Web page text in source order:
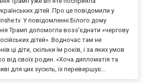
дітей. Про це повідомили у
У повідомленні Білого дому
Трамп допомогла возз’єднати «чергову
дітей». Водночас там не
ці діти, скільки їм років, і за яких умов
від своїх родин. «Хоча дипломатія та
для цих зусиль, їх перевершує...